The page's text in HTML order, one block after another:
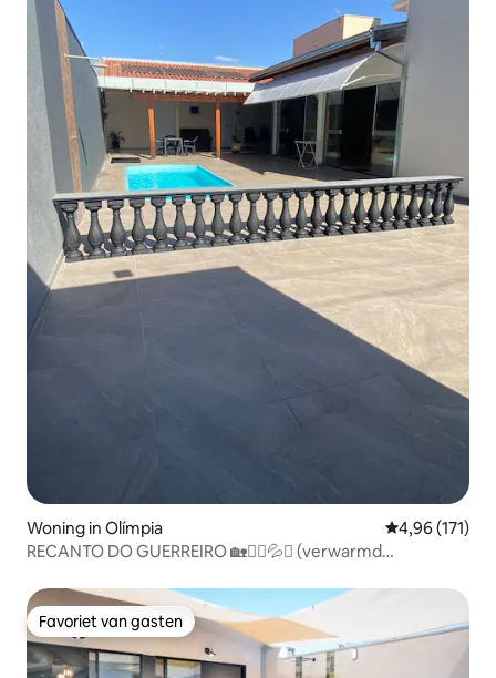
Woning in Olímpia Gemiddelde
4,96 (171)
RECANTO DO GUERREIRO 🏡🏊‍♀️💦✅ (verwarmd
Favoriet van gasten
Favoriet van gasten